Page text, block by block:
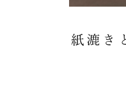
紙漉き